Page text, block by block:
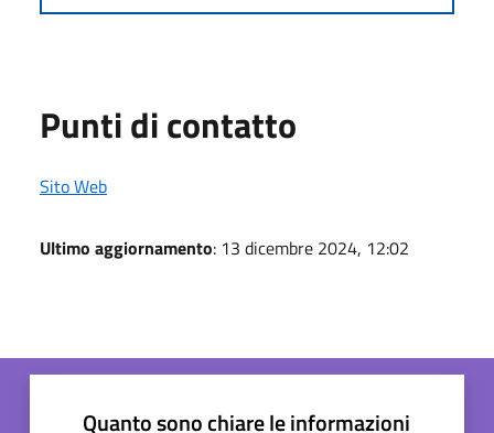
Punti di contatto
Sito Web
Ultimo aggiornamento: 13 dicembre 2024, 12:02
Quanto sono chiare le informazioni